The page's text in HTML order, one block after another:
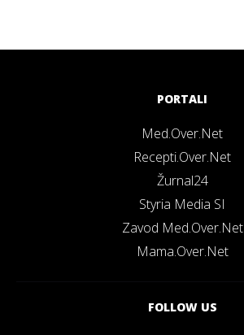
PORTALI
Med.Over.Net
Recepti.Over.Net
Žurnal24
Styria Media SI
Zavod Med.Over.Net
Mama.Over.Net
FOLLOW US